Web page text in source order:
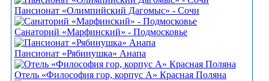
Пансионат «Олимпийский Дагомыс» - Сочи
Санаторий «Марфинский» - Подмосковье
Пансионат «Рябинушка» Анапа
Отель «Философия гор, корпус А» Красная Поляна